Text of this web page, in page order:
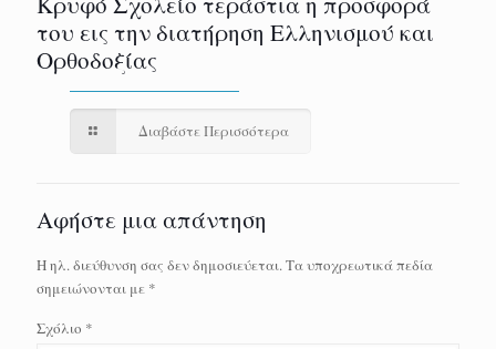
του εις την διατήρηση Ελληνισμού και
Ορθοδοξίας
Διαβάστε Περισσότερα
Αφήστε μια απάντηση
Η ηλ. διεύθυνση σας δεν δημοσιεύεται.Τα υποχρεωτικά πεδία
σημειώνονται με *
Σχόλιο *